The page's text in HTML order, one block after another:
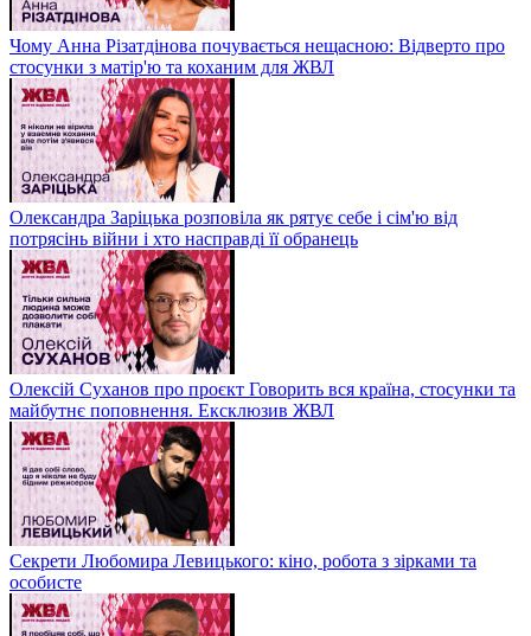
Чому Анна Різатдінова почувається нещасною: Відверто про
стосунки з матір'ю та коханим для ЖВЛ
Олександра Заріцька розповіла як рятує себе і сім'ю від
потрясінь війни і хто насправді її обранець
Олексій Суханов про проєкт Говорить вся країна, стосунки та
майбутнє поповнення. Ексклюзив ЖВЛ
Секрети Любомира Левицького: кіно, робота з зірками та
особисте